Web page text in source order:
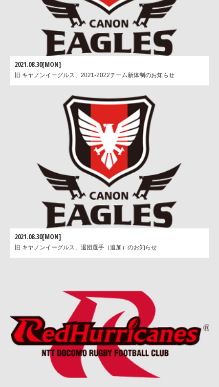
2021.08.30[MON]
旧 キヤノンイーグルス、2021-2022チーム新体制のお知らせ
2021.08.30[MON]
旧 キヤノンイーグルス、退団選手（追加）のお知らせ